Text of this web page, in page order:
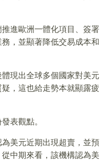
進歐洲一體化項目、簽署
，並顯著降低交易成本和
現出全球多個國家對美元
，這也給走勢本就顯露疲
表觀點。
美元近期出現超賣，並預
中期來看，該機構認為美